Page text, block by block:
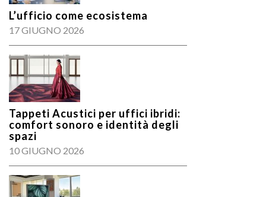
L’ufficio come ecosistema
17 GIUGNO 2026
Tappeti Acustici per uffici ibridi:
comfort sonoro e identità degli
spazi
10 GIUGNO 2026